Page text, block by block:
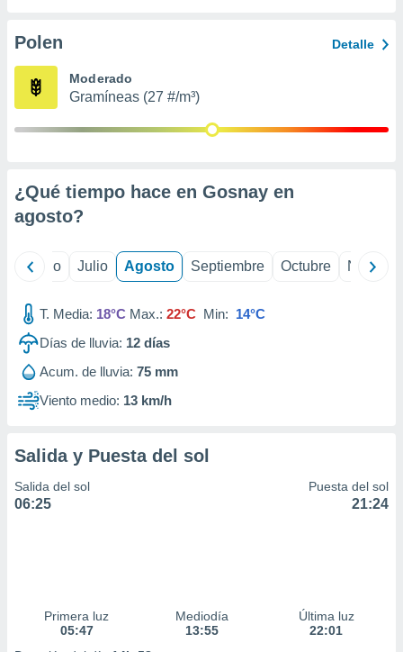
e
mediante
de
1199
Polen Detalle
Moderado
Gramíneas (27 #/m³)
¿Qué tiempo hace en Gosnay en
agosto?
Junio Julio Agosto Septiembre Octubre
T. Media: 18°C Max.: 22°C Min: 14°C
Días de lluvia: 12 días
Acum. de lluvia: 75 mm
Viento medio: 13 km/h
Salida y Puesta del sol
Salida del sol
06:25
Puesta del sol
21:24
Primera luz
05:47
Mediodía
13:55
Última luz
22:01